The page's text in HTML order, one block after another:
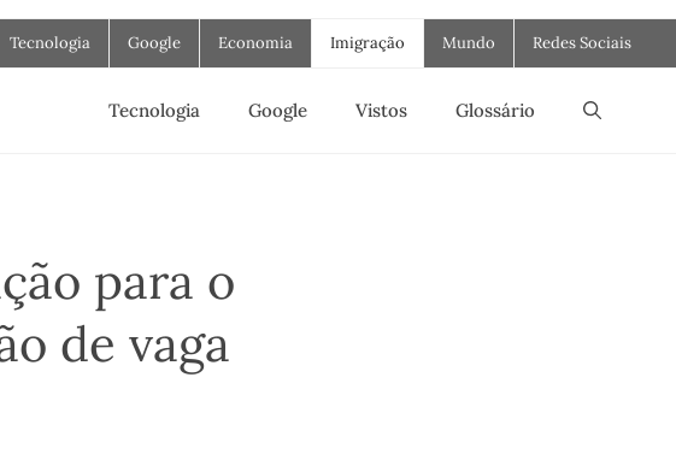
Tecnologia Google Economia Imigração Mundo Redes Sociais
Tecnologia Google Vistos Glossário
para o
de vaga